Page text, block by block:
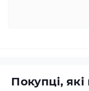
Покупці,